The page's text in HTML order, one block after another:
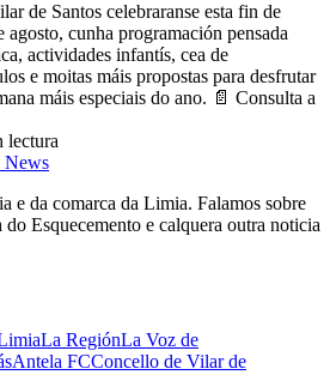
de Santos celebraranse esta fin de
agosto, cunha programación pensada
actividades infantís, cea de
e moitas máis propostas para desfrutar
máis especiais do ano. 📄 Consulta a
lectura
News
e da comarca da Limia. Falamos sobre
Esquecemento e calquera outra noticia
La RegiónLa Voz de
Antela FCConcello de Vilar de